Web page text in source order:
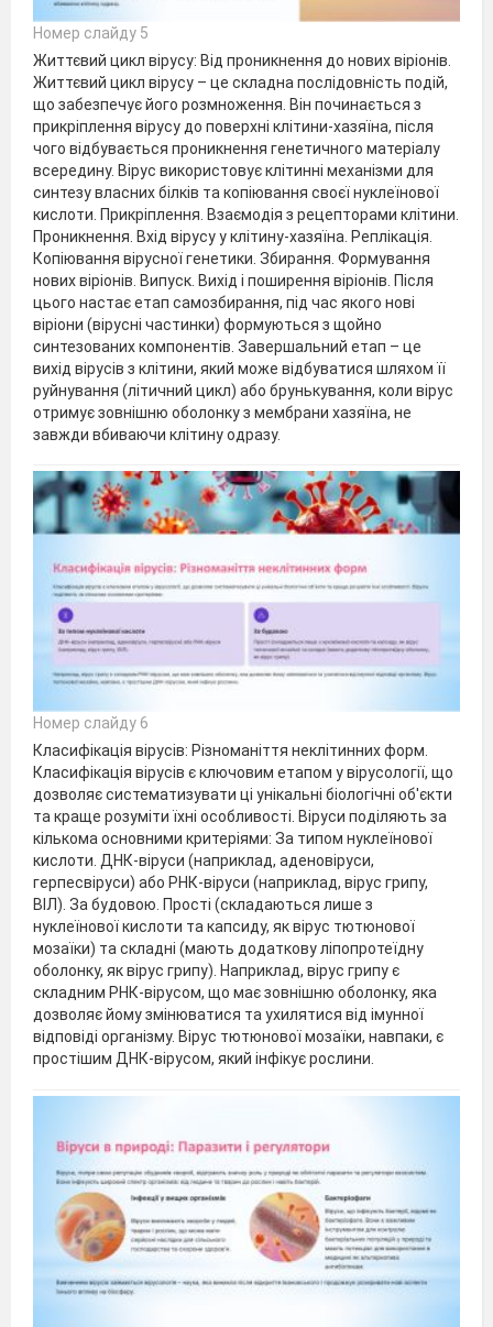
Номер слайду 5
Життєвий цикл вірусу: Від проникнення до нових віріонів.
Життєвий цикл вірусу – це складна послідовність подій,
що забезпечує його розмноження. Він починається з
прикріплення вірусу до поверхні клітини-хазяїна, після
чого відбувається проникнення генетичного матеріалу
всередину. Вірус використовує клітинні механізми для
синтезу власних білків та копіювання своєї нуклеїнової
кислоти. Прикріплення. Взаємодія з рецепторами клітини.
Проникнення. Вхід вірусу у клітину-хазяїна. Реплікація.
Копіювання вірусної генетики. Збирання. Формування
нових віріонів. Випуск. Вихід і поширення віріонів. Після
цього настає етап самозбирання, під час якого нові
віріони (вірусні частинки) формуються з щойно
синтезованих компонентів. Завершальний етап – це
вихід вірусів з клітини, який може відбуватися шляхом її
руйнування (літичний цикл) або брунькування, коли вірус
отримує зовнішню оболонку з мембрани хазяїна, не
завжди вбиваючи клітину одразу.
Номер слайду 6
Класифікація вірусів: Різноманіття неклітинних форм.
Класифікація вірусів є ключовим етапом у вірусології, що
дозволяє систематизувати ці унікальні біологічні об'єкти
та краще розуміти їхні особливості. Віруси поділяють за
кількома основними критеріями: За типом нуклеїнової
кислоти. ДНК-віруси (наприклад, аденовіруси,
герпесвіруси) або РНК-віруси (наприклад, вірус грипу,
ВІЛ). За будовою. Прості (складаються лише з
нуклеїнової кислоти та капсиду, як вірус тютюнової
мозаїки) та складні (мають додаткову ліпопротеїдну
оболонку, як вірус грипу). Наприклад, вірус грипу є
складним РНК-вірусом, що має зовнішню оболонку, яка
дозволяє йому змінюватися та ухилятися від імунної
відповіді організму. Вірус тютюнової мозаїки, навпаки, є
простішим ДНК-вірусом, який інфікує рослини.